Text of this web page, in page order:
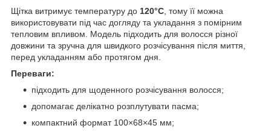
Щітка витримує температуру до 120°C , тому її можна
використовувати під час догляду та укладання з помірним
тепловим впливом. Модель підходить для волосся різної
довжини та зручна для швидкого розчісування після миття,
перед укладанням або протягом дня.
Переваги:
підходить для щоденного розчісування волосся;
допомагає делікатно розплутувати пасма;
компактний формат 100×68×45 мм;